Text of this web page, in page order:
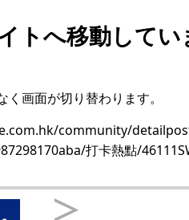
トへ移動してい
く画面が切り替わります。
community/
打卡熱點/